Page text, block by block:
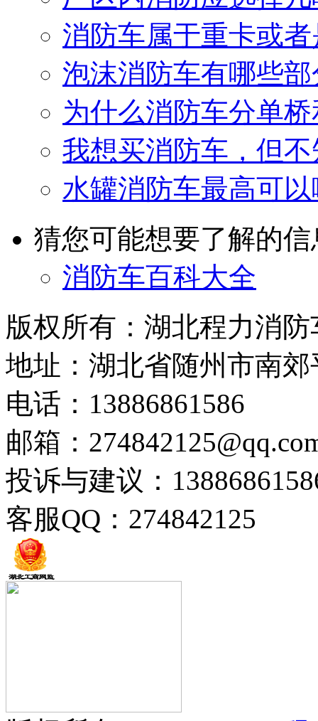
消防车属于重卡或者
泡沫消防车有哪些
为什么消防车分单
我想买消防车，但
水罐消防车最高可
猜您可能想要了解的信
消防车百科大全
版权所有：湖北程力消
地址：湖北省随州市南
电话：13886861586
邮箱：
投诉与建议：
客服QQ：274842125